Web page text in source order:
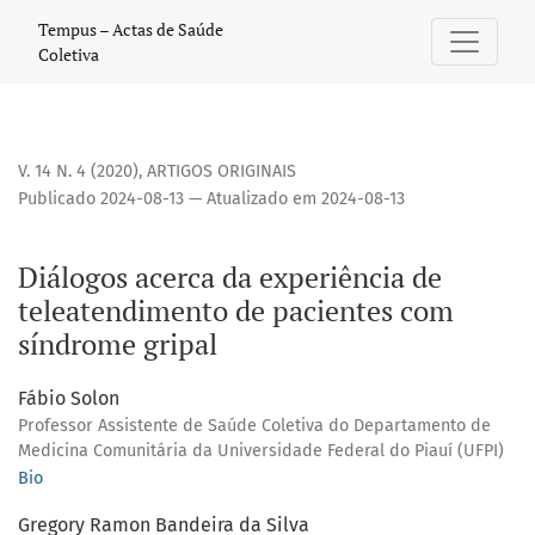
Diálogos acerca da experiência de teleatendimento de
Tempus – Actas de Saúde
Coletiva
V. 14 N. 4 (2020), ARTIGOS ORIGINAIS
Diálogos acerca da experiência de
teleatendimento de pacientes com
síndrome gripal
Publicado 2024-08-13 — Atualizado em 2024-08-13
Fábio Solon
Professor Assistente de Saúde Coletiva do Departamento de
Medicina Comunitária da Universidade Federal do Piauí (UFPI)
Bio
Gregory Ramon Bandeira da Silva